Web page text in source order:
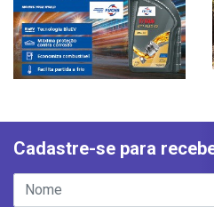
Cadastre-se para